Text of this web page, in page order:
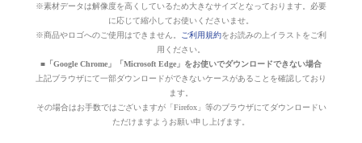
※素材データは解像度を高くしているため大きなサイズとなっております。必要
に応じて縮小してお使いくださいませ。
※商品やロゴへのご使用はできません。
ご利用規約をお読みの上イラストをご利
用ください。
■「Google Chrome」「Microsoft Edge」をお使いでダウンロードできない場合
上記ブラウザにて一部ダウンロードができないケースがあることを確認しており
ます。
その場合はお手数ではございますが「Firefox」等のブラウザにてダウンロードい
ただけますようお願い申し上げます。